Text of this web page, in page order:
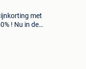
met
! Nu in de